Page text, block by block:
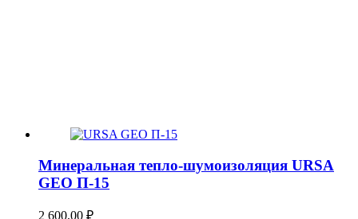
Минеральная тепло-шумоизоляция URSA
GEO П-15
2 600,00 ₽